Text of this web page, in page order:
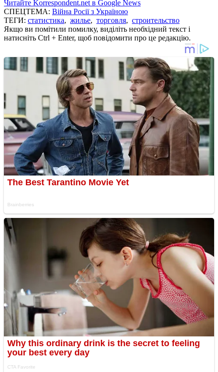
Читайте Korrespondent.net в Google News
СПЕЦТЕМА: Війна Росії з Україною
ТЕГИ: статистика, жилье, торговля, строительство
Якщо ви помітили помилку, виділіть необхідний текст і
натисніть Ctrl + Enter, щоб повідомити про це редакцію.